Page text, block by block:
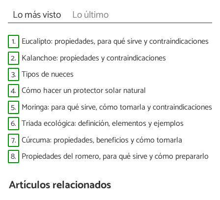
Lo más visto Lo último
1. Eucalipto: propiedades, para qué sirve y contraindicaciones
2. Kalanchoe: propiedades y contraindicaciones
3. Tipos de nueces
4. Cómo hacer un protector solar natural
5. Moringa: para qué sirve, cómo tomarla y contraindicaciones
6. Triada ecológica: definición, elementos y ejemplos
7. Cúrcuma: propiedades, beneficios y cómo tomarla
8. Propiedades del romero, para qué sirve y cómo prepararlo
Artículos relacionados